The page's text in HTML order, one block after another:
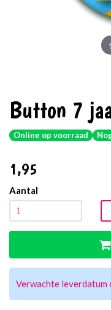
Button 7
Online op voorraad
1,95
Aantal
Verwachte leverdatum